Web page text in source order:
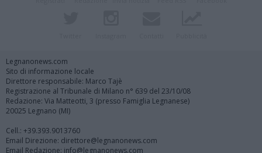
Legnanonews.com
Sito di informazione locale
Direttore responsabile: Marco Tajè
Registrazione al Tribunale di Milano n° 639 del 23/10/08
Redazione: Via Matteotti, 3 (presso Famiglia Legnanese)
20025 Legnano (MI)
Cell.: +39.393.9013760
Email Direzione: direttore@legnanonews.com
Email Redazione: info@legnanonews.com